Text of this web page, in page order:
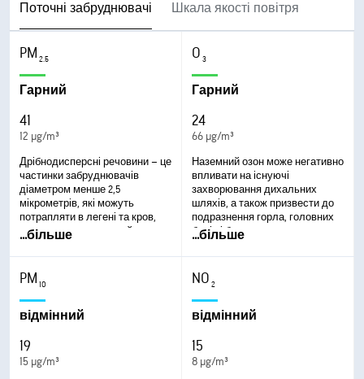
Поточні забруднювачі Шкала якості повітря
PM2.5
Гарний
41
12 µg/m³
Дрібнодисперсні речовини – це
частинки забруднювачів
діаметром менше 2,5
мікрометрів, які можуть
потрапляти в легені та кров,
що призводить до серйозних
Найбільш серйозні наслідки
стосуються легень і серця. Дія
може спричинити кашель або
утруднене дихання,
загострену астму та розвиток
захворювань.
...більше
O3
Гарний
24
66 µg/m³
Наземний озон може негативно
впливати на існуючі
захворювання дихальних
шляхів, а також призвести до
подразнення горла, головних
болів і болю в грудях.
...більше
PM10
відмінний
19
15 µg/m³
NO2
відмінний
15
8 µg/m³